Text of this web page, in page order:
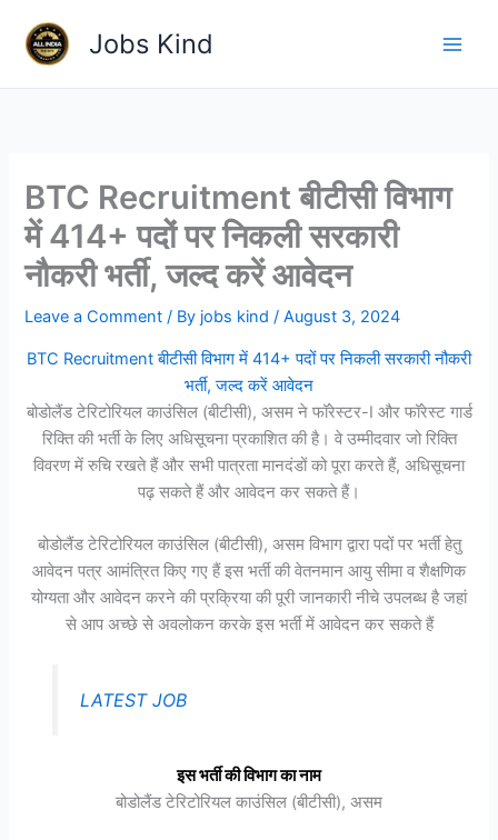
content
Jobs Kind
BTC Recruitment बीटीसी विभाग
में 414+ पदों पर निकली सरकारी
नौकरी भर्ती, जल्द करें आवेदन
Leave a Comment / By jobs kind/August 3, 2024
BTC Recruitment बीटीसी विभाग में 414+ पदों पर निकली सरकारी नौकरी
भर्ती, जल्द करें आवेदन
बोडोलैंड टेरिटोरियल काउंसिल (बीटीसी), असम ने फॉरेस्टर-I और फॉरेस्ट गार्ड
रिक्ति की भर्ती के लिए अधिसूचना प्रकाशित की है। वे उम्मीदवार जो रिक्ति
विवरण में रुचि रखते हैं और सभी पात्रता मानदंडों को पूरा करते हैं, अधिसूचना
पढ़ सकते हैं और आवेदन कर सकते हैं।
बोडोलैंड टेरिटोरियल काउंसिल (बीटीसी), असम विभाग द्वारा पदों पर भर्ती हेतु
आवेदन पत्र आमंत्रित किए गए हैं इस भर्ती की वेतनमान आयु सीमा व शैक्षणिक
योग्यता और आवेदन करने की प्रक्रिया की पूरी जानकारी नीचे उपलब्ध है जहां
से आप अच्छे से अवलोकन करके इस भर्ती में आवेदन कर सकते हैं
LATEST JOB
इस भर्ती की विभाग का नाम
बोडोलैंड टेरिटोरियल काउंसिल (बीटीसी), असम